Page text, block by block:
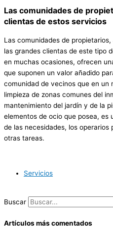
Las comunidades de
clientas de estos servicios
Las comunidades de
las grandes clientas de este tipo
en muchas ocasiones, ofrecen
que suponen un valor añadido
comunidad de vecinos que en un
limpieza de zonas comunes del
mantenimiento del jardín y de la
elementos de ocio que posea, es
de las necesidades, los operarios
otras tareas.
Servicios
Buscar
Artículos más comentados